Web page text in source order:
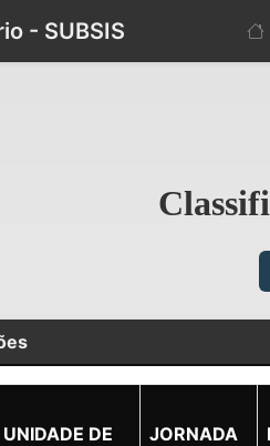
- SUBSIS
UNIDADE DE
JORNADA